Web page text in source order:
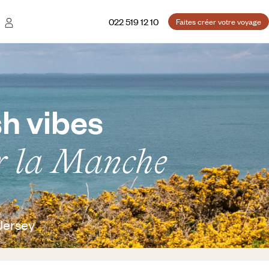
022 519 12 10 Faites créer votre voyage
vibes
la Manche